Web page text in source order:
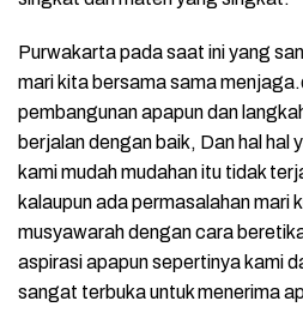
Purwakarta pada saat ini yang
mari kita bersama sama
pembangunan apapun dan
berjalan dengan baik, Dan hal hal
kami mudah mudahan itu tidak
kalaupun ada permasalahan mari
musyawarah dengan cara
aspirasi apapun sepertinya kami
sangat terbuka untuk menerima